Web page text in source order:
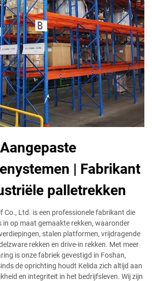
Aangepaste
| Fabrikant
palletrekken
Co., Ltd. is een professionele fabrikant die
in op maat gemaakte rekken, waaronder
stalen platformen, vrijdragende
rekken en drive-in rekken. Met meer
is onze fabriek gevestigd in Foshan,
de oprichting houdt Kelida zich altijd aan
en integriteit in het bedrijfsleven. Wij zijn